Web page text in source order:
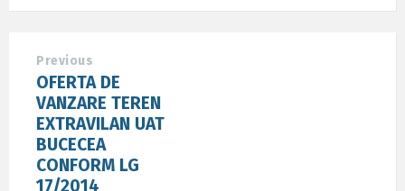
Previous
OFERTA DE
VANZARE TEREN
EXTRAVILAN UAT
BUCECEA
CONFORM LG
17/2014